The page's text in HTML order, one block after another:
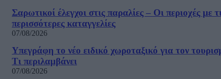
Σαρωτικοί έλεγχοι στις παραλίες – Οι περιοχές με
περισσότερες καταγγελίες
07/08/2026
Υπεγράφη το νέο ειδικό χωροταξικό για τον
Τι περιλαμβάνει
07/08/2026